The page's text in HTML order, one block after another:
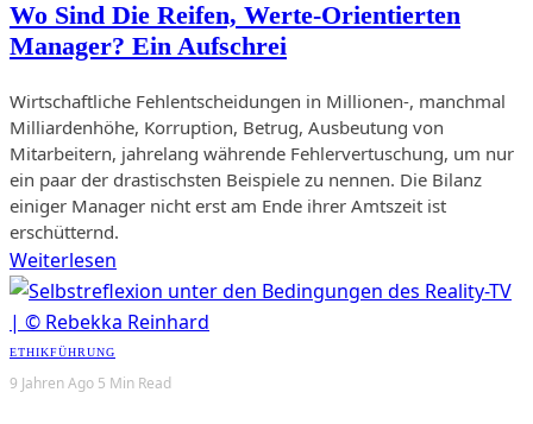
Wo Sind Die Reifen, Werte-Orientierten
Manager? Ein Aufschrei
Wirtschaftliche Fehlentscheidungen in Millionen-, manchmal
Milliardenhöhe, Korruption, Betrug, Ausbeutung von
Mitarbeitern, jahrelang währende Fehlervertuschung, um nur
ein paar der drastischsten Beispiele zu nennen. Die Bilanz
einiger Manager nicht erst am Ende ihrer Amtszeit ist
erschütternd.
Weiterlesen
ETHIKFÜHRUNG
9 Jahren Ago 5 Min Read